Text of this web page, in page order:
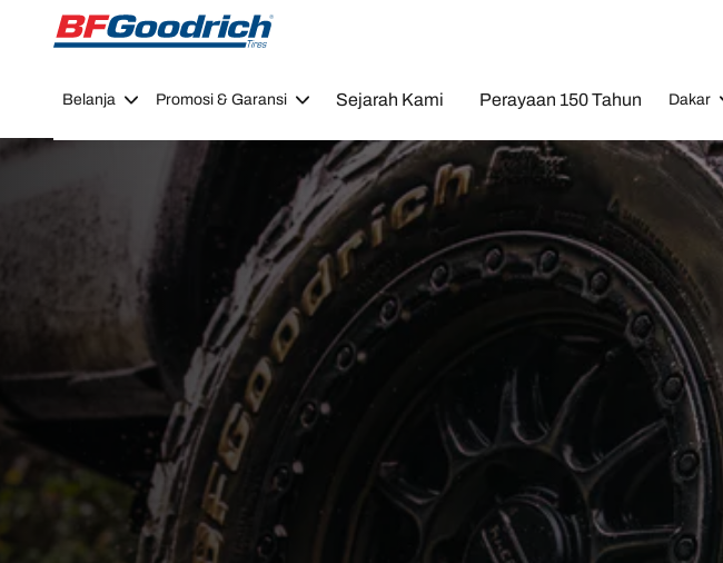
Go to page content
Go to page navigation
Belanja Promosi & Garansi Sejarah Kami Perayaan 150 Tahun Dakar